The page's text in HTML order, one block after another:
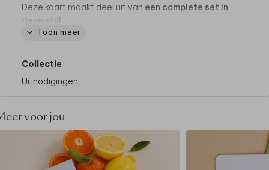
Deze kaart maakt deel uit van een complete set in
deze stijl.
Toon meer
Collectie
Uitnodigingen
voor jou